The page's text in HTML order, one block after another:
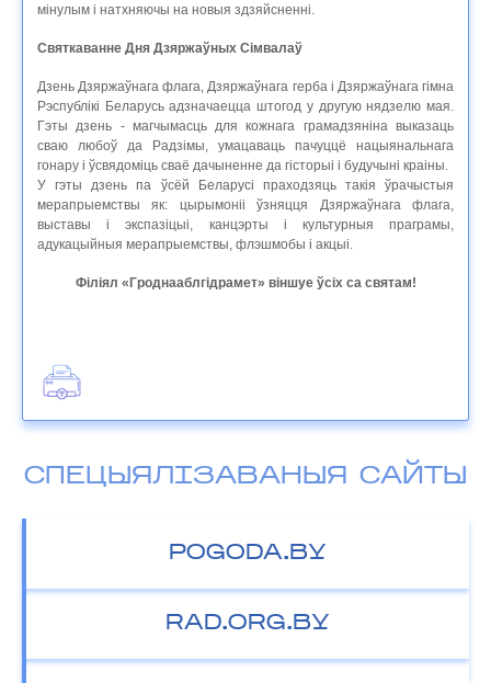
мінулым і натхняючы на ​​новыя здзяйсненні.
Святкаванне Дня Дзяржаўных Сімвалаў
Дзень Дзяржаўнага флага, Дзяржаўнага герба і Дзяржаўнага гімна
Рэспублікі Беларусь адзначаецца штогод у другую нядзелю мая.
Гэты дзень - магчымасць для кожнага грамадзяніна выказаць
сваю любоў да Радзімы, умацаваць пачуццё нацыянальнага
гонару і ўсвядоміць сваё дачыненне да гісторыі і будучыні краіны.
У гэты дзень па ўсёй Беларусі праходзяць такія ўрачыстыя
мерапрыемствы як: цырымоніі ўзняцця Дзяржаўнага флага,
выставы і экспазіцыі, канцэрты і культурныя праграмы,
адукацыйныя мерапрыемствы, флэшмобы і акцыі.
Філіял «Гроднааблгідрамет» віншуе ўсіх са святам!
СПЕЦЫЯЛІЗАВАНЫЯ САЙТЫ
POGODA.BY
RAD.ORG.BY